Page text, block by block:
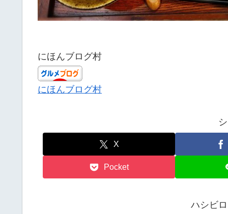
にほんブログ村
にほんブログ村
X
Pocket
ハシビ